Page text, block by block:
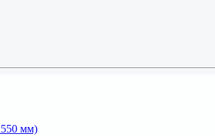
мм)